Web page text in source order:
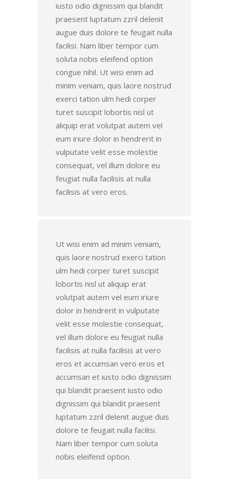
iusto odio dignissim qui blandit
praesent luptatum zzril delenit
augue duis dolore te feugait nulla
facilisi. Nam liber tempor cum
soluta nobis eleifend option
congue nihil. Ut wisi enim ad
minim veniam, quis laore nostrud
exerci tation ulm hedi corper
turet suscipit lobortis nisl ut
aliquip erat volutpat autem vel
eum iriure dolor in hendrerit in
vulputate velit esse molestie
consequat, vel illum dolore eu
feugiat nulla facilisis at nulla
facilisis at vero eros.
Ut wisi enim ad minim veniam,
quis laore nostrud exerci tation
ulm hedi corper turet suscipit
lobortis nisl ut aliquip erat
volutpat autem vel eum iriure
dolor in hendrerit in vulputate
velit esse molestie consequat,
vel illum dolore eu feugiat nulla
facilisis at nulla facilisis at vero
eros et accumsan vero eros et
accumsan et iusto odio dignissim
qui blandit praesent iusto odio
dignissim qui blandit praesent
luptatum zzril delenit augue duis
dolore te feugait nulla facilisi.
Nam liber tempor cum soluta
nobis eleifend option.